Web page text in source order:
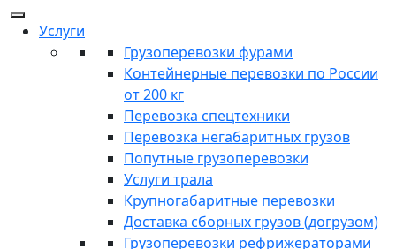
Услуги
Грузоперевозки фурами
Контейнерные перевозки по России
от 200 кг
Перевозка спецтехники
Перевозка негабаритных грузов
Попутные грузоперевозки
Услуги трала
Крупногабаритные перевозки
Доставка сборных грузов (догрузом)
Грузоперевозки рефрижераторами